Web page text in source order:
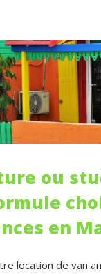
ou
en
location de van